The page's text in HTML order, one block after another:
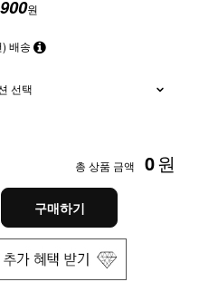
원
배송
총 상품 금액 0원
구매하기